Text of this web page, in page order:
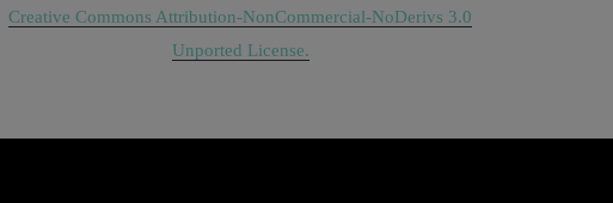
Creative Commons Attribution-NonCommercial-NoDerivs 3.0
Unported License.